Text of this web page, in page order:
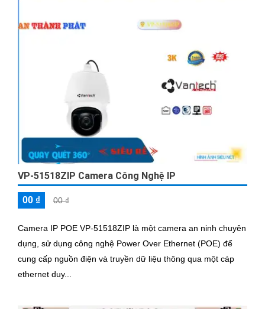
VP-51518ZIP Camera Công Nghệ IP
00 ₫ 00 ₫
Camera IP POE VP-51518ZIP là một camera an ninh chuyên
dụng, sử dụng công nghệ Power Over Ethernet (POE) để
cung cấp nguồn điện và truyền dữ liệu thông qua một cáp
ethernet duy...